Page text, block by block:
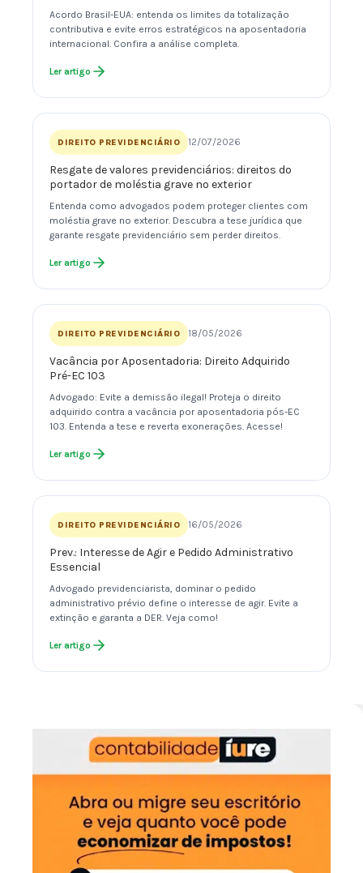
Acordo Brasil-EUA: entenda os limites da totalização
contributiva e evite erros estratégicos na aposentadoria
internacional. Confira a análise completa.
Ler artigo
DIREITO PREVIDENCIÁRIO 12/07/2026
Resgate de valores previdenciários: direitos do
portador de moléstia grave no exterior
Entenda como advogados podem proteger clientes com
moléstia grave no exterior. Descubra a tese jurídica que
garante resgate previdenciário sem perder direitos.
Ler artigo
DIREITO PREVIDENCIÁRIO 18/05/2026
Vacância por Aposentadoria: Direito Adquirido
Pré-EC 103
Advogado: Evite a demissão ilegal! Proteja o direito
adquirido contra a vacância por aposentadoria pós-EC
103. Entenda a tese e reverta exonerações. Acesse!
Ler artigo
DIREITO PREVIDENCIÁRIO 16/05/2026
Prev.: Interesse de Agir e Pedido Administrativo
Essencial
Advogado previdenciarista, dominar o pedido
administrativo prévio define o interesse de agir. Evite a
extinção e garanta a DER. Veja como!
Ler artigo